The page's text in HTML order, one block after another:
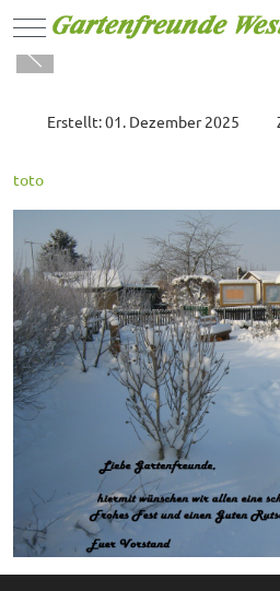
Mobile Menu Toggle
Erstellt: 01. Dezember 2025
toto